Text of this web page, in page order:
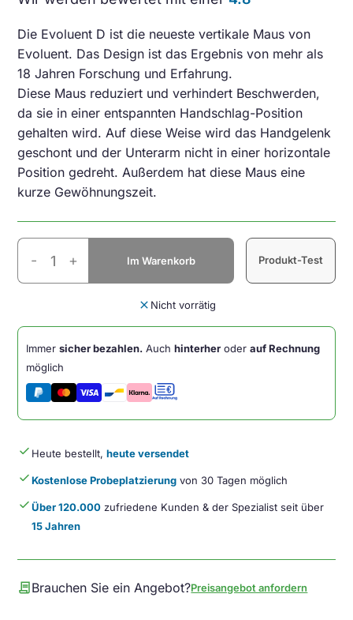
Die Evoluent D ist die neueste vertikale Maus von
Evoluent. Das Design ist das Ergebnis von mehr als
18 Jahren Forschung und Erfahrung.
Diese Maus reduziert und verhindert Beschwerden,
da sie in einer entspannten Handschlag-Position
gehalten wird. Auf diese Weise wird das Handgelenk
geschont und der Unterarm nicht in einer horizontale
Position gedreht. Außerdem hat diese Maus eine
kurze Gewöhnungszeit.
Evoluent
Kabellos
- + Im Warenkorb Produkt-Test
close Nicht vorrätig
Immersicher bezahlen. Auchhinterher oderauf Rechnung
möglich
done Heute bestellt,heute versendet
doneKostenlose Probeplatzierung von 30 Tagen möglich
doneÜber 120.000 zufriedene Kunden & der Spezialist seit über
15 Jahren
contractBrauchen Sie ein Angebot?Preisangebot anfordern